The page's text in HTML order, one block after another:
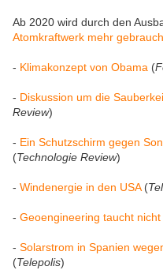
Ab 2020 wird durch den
Atomkraftwerk mehr
- Klimakonzept von Obama (
- Diskussion um die
Review)
- Ein Schutzschirm gegen
(Technologie Review)
- Windenergie in den USA(
- Geoengineering taucht nicht
- Solarstrom in Spanien
(Telepolis)